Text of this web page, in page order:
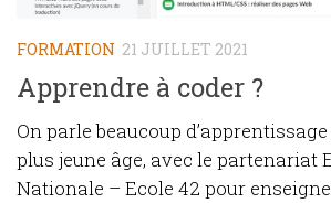
FORMATION 21 JUILLET 2021
Apprendre à coder ?
On parle beaucoup
plus jeune âge, avec le partenariat
Nationale – Ecole 42 pour